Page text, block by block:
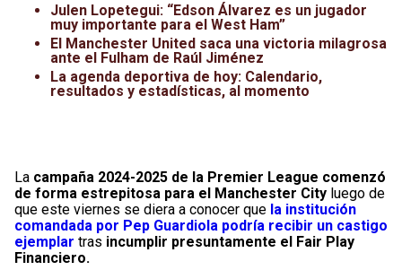
Julen Lopetegui: “Edson Álvarez es un jugador
muy importante para el West Ham”
El Manchester United saca una victoria milagrosa
ante el Fulham de Raúl Jiménez
La agenda deportiva de hoy: Calendario,
resultados y estadísticas, al momento
La campaña 2024-2025 de la Premier League comenzó
de forma estrepitosa para el Manchester City luego de
que este viernes se diera a conocer que la institución
comandada por Pep Guardiola podría recibir un castigo
ejemplar tras incumplir presuntamente el Fair Play
Financiero.